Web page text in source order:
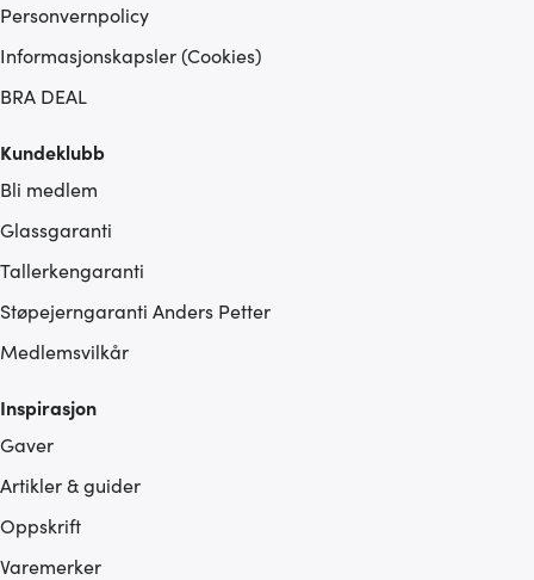
Personvernpolicy
Informasjonskapsler (Cookies)
BRA DEAL
Kundeklubb
Bli medlem
Glassgaranti
Tallerkengaranti
Støpejerngaranti Anders Petter
Medlemsvilkår
Inspirasjon
Gaver
Artikler & guider
Oppskrift
Varemerker